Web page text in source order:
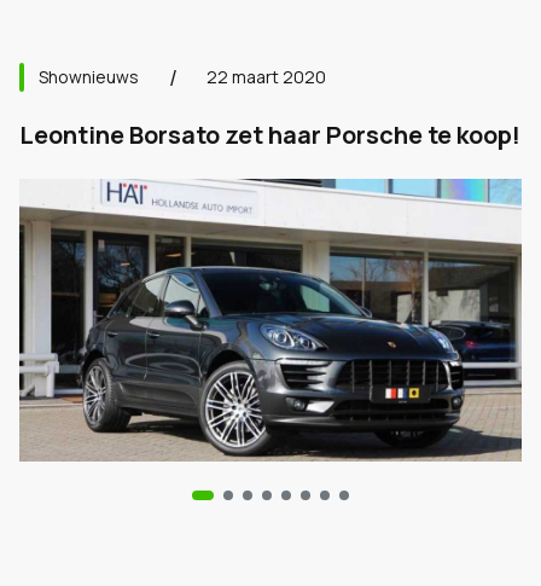
Shownieuws 22 maart 2020
Leontine Borsato zet haar Porsche te koop!